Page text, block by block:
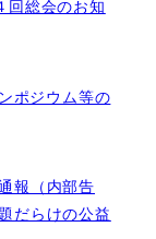
回総会のお知
ポジウム等の
報（内部告
だらけの公益